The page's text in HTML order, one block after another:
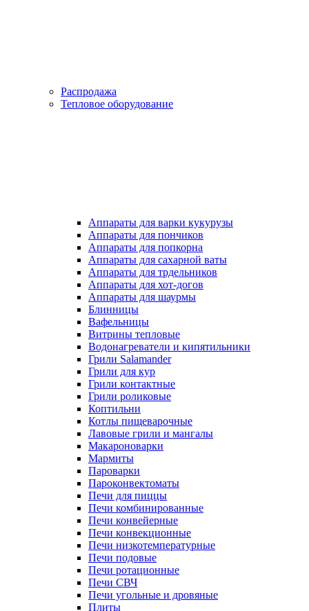
Распродажа
Тепловое оборудование
Аппараты для варки кукурузы
Аппараты для пончиков
Аппараты для попкорна
Аппараты для сахарной ваты
Аппараты для трдельников
Аппараты для хот-догов
Аппараты для шаурмы
Блинницы
Вафельницы
Витрины тепловые
Водонагреватели и кипятильники
Грили Salamander
Грили для кур
Грили контактные
Грили роликовые
Коптильни
Котлы пищеварочные
Лавовые грили и мангалы
Макароноварки
Мармиты
Пароварки
Пароконвектоматы
Печи для пиццы
Печи комбинированные
Печи конвейерные
Печи конвекционные
Печи низкотемпературные
Печи подовые
Печи ротационные
Печи СВЧ
Печи угольные и дровяные
Плиты